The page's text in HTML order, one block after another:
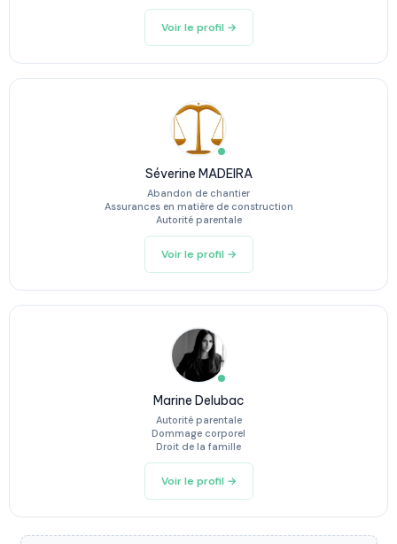
Voir le profil →
Séverine MADEIRA
Abandon de chantier
Assurances en matière de construction
Autorité parentale
Voir le profil →
Marine Delubac
Autorité parentale
Dommage corporel
Droit de la famille
Voir le profil →